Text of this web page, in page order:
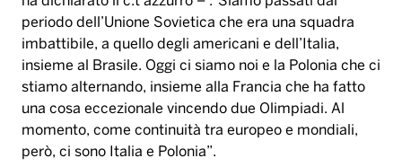
periodo dell’Unione Sovietica che era una squadra
imbattibile, a quello degli americani e dell’Italia,
insieme al Brasile. Oggi ci siamo noi e la Polonia che ci
stiamo alternando, insieme alla Francia che ha fatto
una cosa eccezionale vincendo due Olimpiadi. Al
momento, come continuità tra europeo e mondiali,
però, ci sono Italia e Polonia”.